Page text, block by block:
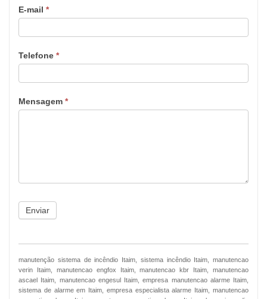
E-mail *
Telefone *
Mensagem *
Enviar
manutenção sistema de incêndio Itaim, sistema incêndio Itaim, manutencao
verin Itaim, manutencao engfox Itaim, manutencao kbr Itaim, manutencao
ascael Itaim, manutencao engesul Itaim, empresa manutencao alarme Itaim,
sistema de alarme em Itaim, empresa especialista alarme Itaim, manutencao